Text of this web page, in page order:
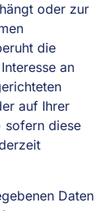
oder zur
die
an
auf Ihrer
sofern diese
Daten